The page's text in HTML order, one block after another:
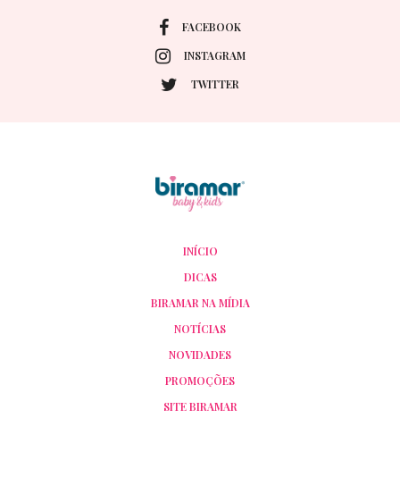
FACEBOOK
INSTAGRAM
TWITTER
INÍCIO
DICAS
BIRAMAR NA MÍDIA
NOTÍCIAS
NOVIDADES
PROMOÇÕES
SITE BIRAMAR